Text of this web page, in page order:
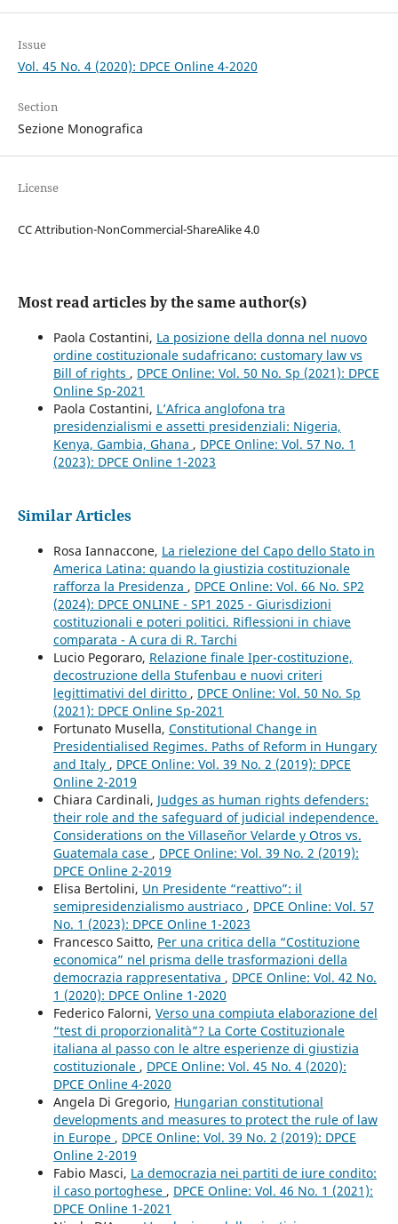
Issue
Vol. 45 No. 4 (2020): DPCE Online 4-2020
Section
Sezione Monografica
License
CC Attribution-NonCommercial-ShareAlike 4.0
Most read articles by the same author(s)
Paola Costantini, La posizione della donna nel nuovo
ordine costituzionale sudafricano: customary law vs
Bill of rights , DPCE Online: Vol. 50 No. Sp (2021): DPCE
Online Sp-2021
Paola Costantini, L’Africa anglofona tra
presidenzialismi e assetti presidenziali: Nigeria,
Kenya, Gambia, Ghana , DPCE Online: Vol. 57 No. 1
(2023): DPCE Online 1-2023
Similar Articles
Rosa Iannaccone, La rielezione del Capo dello Stato in
America Latina: quando la giustizia costituzionale
rafforza la Presidenza , DPCE Online: Vol. 66 No. SP2
(2024): DPCE ONLINE - SP1 2025 - Giurisdizioni
costituzionali e poteri politici. Riflessioni in chiave
comparata - A cura di R. Tarchi
Lucio Pegoraro, Relazione finale Iper-costituzione,
decostruzione della Stufenbau e nuovi criteri
legittimativi del diritto , DPCE Online: Vol. 50 No. Sp
(2021): DPCE Online Sp-2021
Fortunato Musella, Constitutional Change in
Presidentialised Regimes. Paths of Reform in Hungary
and Italy , DPCE Online: Vol. 39 No. 2 (2019): DPCE
Online 2-2019
Chiara Cardinali, Judges as human rights defenders:
their role and the safeguard of judicial independence.
Considerations on the Villaseñor Velarde y Otros vs.
Guatemala case , DPCE Online: Vol. 39 No. 2 (2019):
DPCE Online 2-2019
Elisa Bertolini, Un Presidente “reattivo”: il
semipresidenzialismo austriaco , DPCE Online: Vol. 57
No. 1 (2023): DPCE Online 1-2023
Francesco Saitto, Per una critica della “Costituzione
economica” nel prisma delle trasformazioni della
democrazia rappresentativa , DPCE Online: Vol. 42 No.
1 (2020): DPCE Online 1-2020
Federico Falorni, Verso una compiuta elaborazione del
“test di proporzionalità”? La Corte Costituzionale
italiana al passo con le altre esperienze di giustizia
costituzionale , DPCE Online: Vol. 45 No. 4 (2020):
DPCE Online 4-2020
Angela Di Gregorio, Hungarian constitutional
developments and measures to protect the rule of law
in Europe , DPCE Online: Vol. 39 No. 2 (2019): DPCE
Online 2-2019
Fabio Masci, La democrazia nei partiti de iure condito:
il caso portoghese , DPCE Online: Vol. 46 No. 1 (2021):
DPCE Online 1-2021